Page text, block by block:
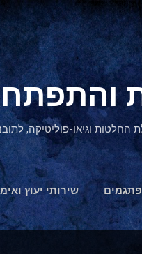
החלטות וגיאו-פוליטיקה,
שירותי יעוץ